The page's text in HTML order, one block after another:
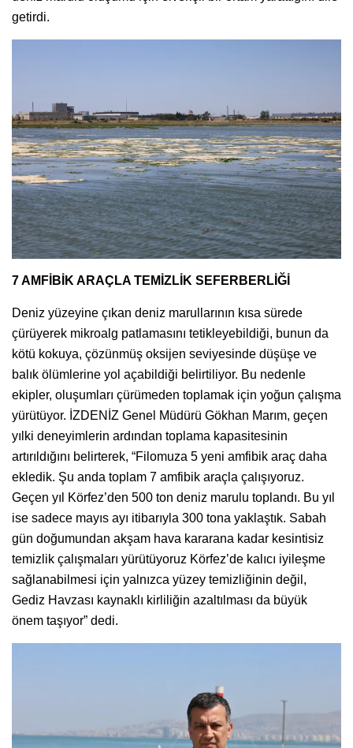
getirdi.
7 AMFİBİK ARAÇLA TEMİZLİK SEFERBERLİĞİ
Deniz yüzeyine çıkan deniz marullarının kısa sürede
çürüyerek mikroalg patlamasını tetikleyebildiği, bunun da
kötü kokuya, çözünmüş oksijen seviyesinde düşüşe ve
balık ölümlerine yol açabildiği belirtiliyor. Bu nedenle
ekipler, oluşumları çürümeden toplamak için yoğun çalışma
yürütüyor. İZDENİZ Genel Müdürü Gökhan Marım, geçen
yılki deneyimlerin ardından toplama kapasitesinin
artırıldığını belirterek, “Filomuza 5 yeni amfibik araç daha
ekledik. Şu anda toplam 7 amfibik araçla çalışıyoruz.
Geçen yıl Körfez’den 500 ton deniz marulu toplandı. Bu yıl
ise sadece mayıs ayı itibarıyla 300 tona yaklaştık. Sabah
gün doğumundan akşam hava kararana kadar kesintisiz
temizlik çalışmaları yürütüyoruz Körfez’de kalıcı iyileşme
sağlanabilmesi için yalnızca yüzey temizliğinin değil,
Gediz Havzası kaynaklı kirliliğin azaltılması da büyük
önem taşıyor” dedi.